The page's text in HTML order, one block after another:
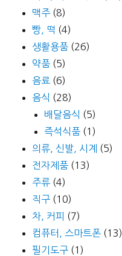
맥주 (8)
빵, 떡 (4)
생활용품 (26)
약품 (5)
음료 (6)
음식 (28)
배달음식 (5)
즉석식품 (1)
의류, 신발, 시계 (5)
전자제품 (13)
주류 (4)
직구 (10)
차, 커피 (7)
컴퓨터, 스마트폰 (13)
필기도구 (1)